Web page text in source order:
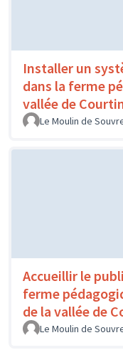
Installer un
dans la ferme
vallée de
Le Moulin de
Accueillir le
ferme
de la vallée de
Le Moulin de